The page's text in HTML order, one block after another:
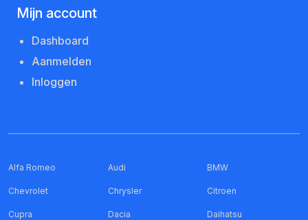
Mijn account
Dashboard
Aanmelden
Inloggen
Alfa Romeo Audi BMW
Chevrolet Chrysler Citroen
Cupra Dacia Daihatsu